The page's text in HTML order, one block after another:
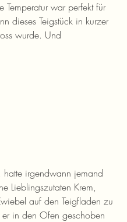
Temperatur war perfekt für
dieses Teigstück in kurzer
wurde. Und
hatte irgendwann jemand
Lieblingszutaten Krem,
auf den Teigfladen zu
in den Ofen geschoben